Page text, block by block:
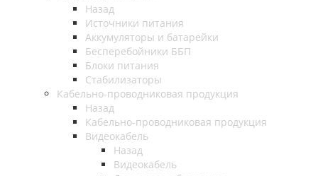
Назад
Источники питания
Аккумуляторы и батарейки
Бесперебойники ББП
Блоки питания
Стабилизаторы
Кабельно-проводниковая продукция
Назад
Кабельно-проводниковая продукция
Видеокабель
Назад
Видеокабель